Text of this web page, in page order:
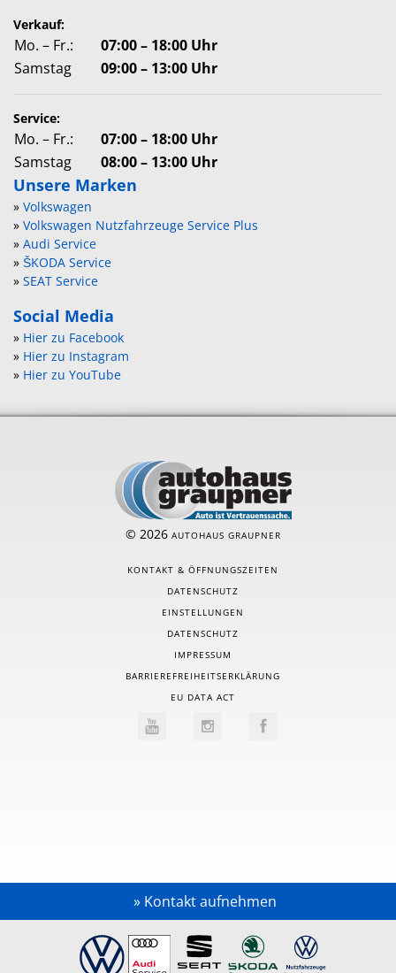
Verkauf:
Mo. – Fr.:
07:00 – 18:00 Uhr
Samstag
09:00 – 13:00 Uhr
Service:
Mo. – Fr.:
07:00 – 18:00 Uhr
Samstag
08:00 – 13:00 Uhr
Unsere Marken
» Volkswagen
» Volkswagen Nutzfahrzeuge Service Plus
» Audi Service
» ŠKODA Service
» SEAT Service
Social Media
» Hier zu Facebook
» Hier zu Instagram
» Hier zu YouTube
© 2026 AUTOHAUS GRAUPNER
KONTAKT & ÖFFNUNGSZEITEN
DATENSCHUTZ
EINSTELLUNGEN
DATENSCHUTZ
IMPRESSUM
BARRIEREFREIHEITSERKLÄRUNG
EU DATA ACT
Kontakt aufnehmen